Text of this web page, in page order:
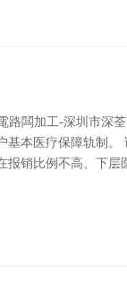
闆加工-深圳市深
本医疗保障轨制。
销比例不高、下